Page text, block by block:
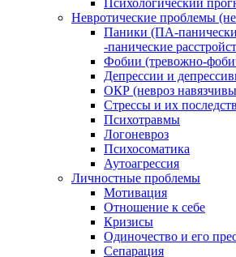
Психологический
Невротические проблемы
Паники (ПА-
-панические
Фобии (тревожно-
Депрессии и
ОКР (невроз
Стрессы и их
Психотравмы
Логоневроз
Психосоматика
Аутоагрессия
Личностные проблемы
Мотивация
Отношение к себе
Кризисы
Одиночество и его
Сепарация